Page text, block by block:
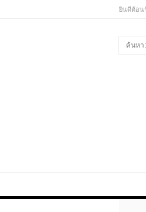
ยินดีต้อน